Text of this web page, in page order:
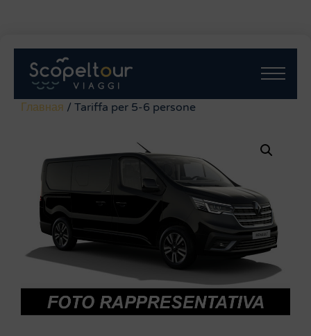
Главная / Tariffa per 5-6 persone